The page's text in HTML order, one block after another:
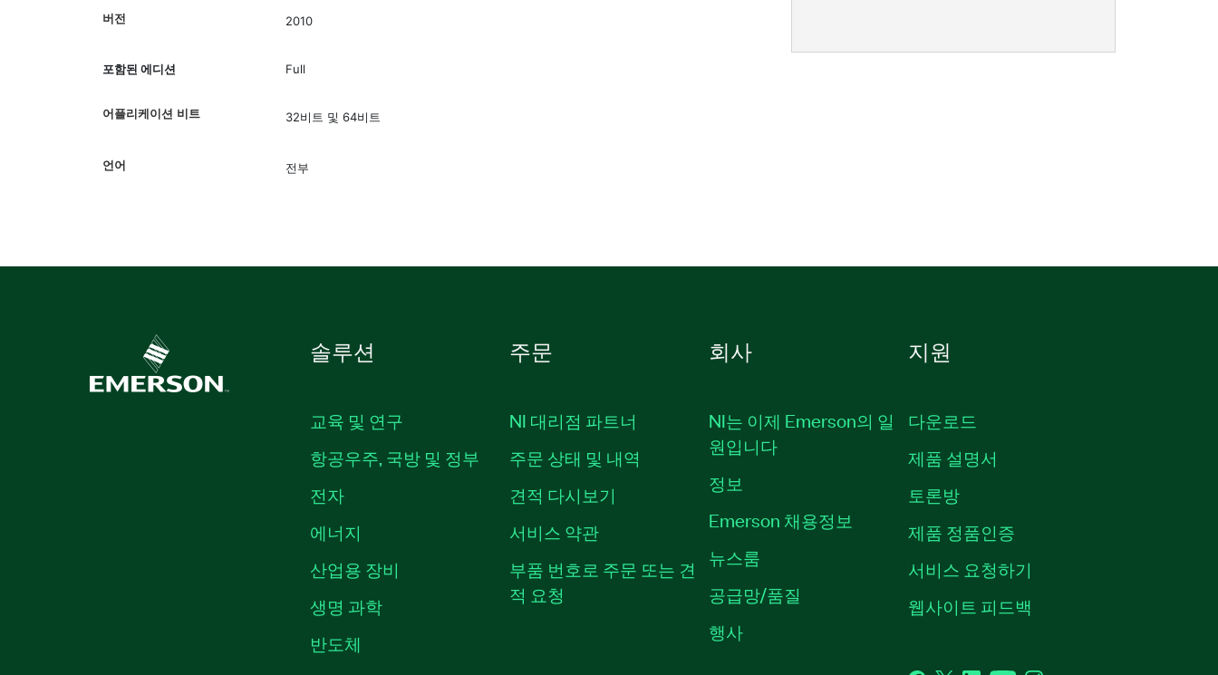
버전 2010
포함된 에디션 Full
어플리케이션 비트 32비트 및 64비트
언어 전부
솔루션
교육 및 연구
항공우주, 국방 및 정부
전자
에너지
산업용 장비
생명 과학
반도체
주문
NI 대리점 파트너
주문 상태 및 내역
견적 다시보기
서비스 약관
부품 번호로 주문 또는 견
적 요청
회사
NI는 이제 Emerson의 일
원입니다
정보
Emerson 채용정보
뉴스룸
공급망/품질
행사
지원
다운로드
제품 설명서
토론방
제품 정품인증
서비스 요청하기
웹사이트 피드백